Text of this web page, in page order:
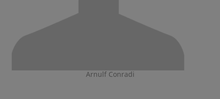
Arnulf Conradi